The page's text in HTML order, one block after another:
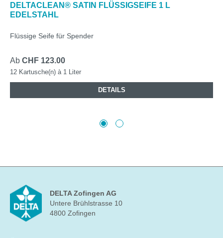
DELTACLEAN® SATIN FLÜSSIGSEIFE 1 L
EDELSTAHL
Flüssige Seife für Spender
Ab CHF 123.00
12 Kartusche(n) à 1 Liter
DETAILS
DELTA Zofingen AG
Untere Brühlstrasse 10
4800 Zofingen